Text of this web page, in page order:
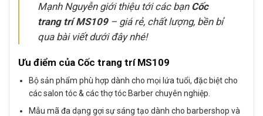
Mạnh Nguyễn giới thiệu tới các bạn Cốc
trang trí MS109– giá rẻ, chất lượng, bền bỉ
qua bài viết dưới đây nhé!
Ưu điểm của Cốc trang trí MS109
Bộ sản phẩm phù hợp dành cho mọi lứa tuổi, đặc biệt cho
các salon tóc & các thợ tóc Barber chuyên nghiệp.
Mẫu mã đa dạng gợi sự sáng tạo dành cho barbershop và